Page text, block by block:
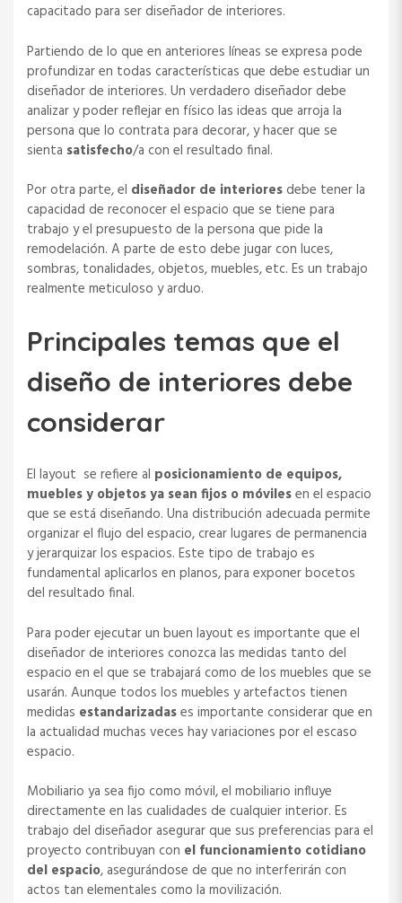
capacitado para ser diseñador de interiores.
Partiendo de lo que en anteriores líneas se expresa pode
profundizar en todas características que debe estudiar un
diseñador de interiores. Un verdadero diseñador debe
analizar y poder reflejar en físico las ideas que arroja la
persona que lo contrata para decorar, y hacer que se
sienta satisfecho/a con el resultado final.
Por otra parte, el diseñador de interiores debe tener la
capacidad de reconocer el espacio que se tiene para
trabajo y el presupuesto de la persona que pide la
remodelación. A parte de esto debe jugar con luces,
sombras, tonalidades, objetos, muebles, etc. Es un trabajo
realmente meticuloso y arduo.
Principales temas que el
diseño de interiores debe
considerar
El layout se refiere al posicionamiento de equipos,
muebles y objetos ya sean fijos o móvilesen el espacio
que se está diseñando. Una distribución adecuada permite
organizar el flujo del espacio, crear lugares de permanencia
y jerarquizar los espacios. Este tipo de trabajo es
fundamental aplicarlos en planos, para exponer bocetos
del resultado final.
Para poder ejecutar un buen layout es importante que el
diseñador de interiores conozca las medidas tanto del
espacio en el que se trabajará como de los muebles que se
usarán. Aunque todos los muebles y artefactos tienen
medidas estandarizadases importante considerar que en
la actualidad muchas veces hay variaciones por el escaso
espacio.
Mobiliario ya sea fijo como móvil, el mobiliario influye
directamente en las cualidades de cualquier interior. Es
trabajo del diseñador asegurar que sus preferencias para el
proyecto contribuyan con el funcionamiento cotidiano
del espacio, asegurándose de que no interferirán con
actos tan elementales como la movilización.